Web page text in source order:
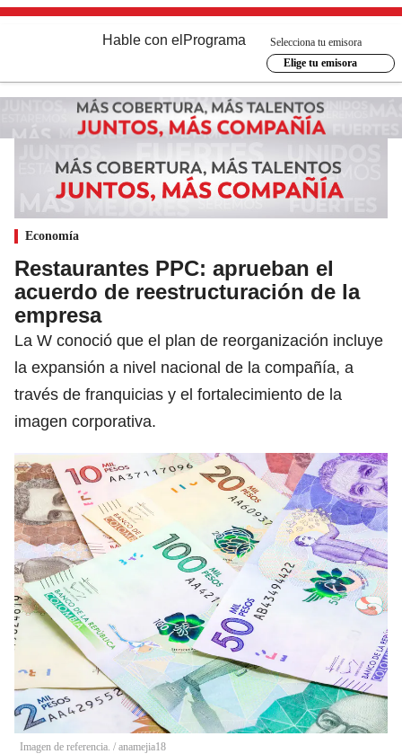
Hable con el Programa
Selecciona tu emisora
Elige tu emisora
Economía
Restaurantes PPC: aprueban el
acuerdo de reestructuración de la
empresa
La W conoció que el plan de reorganización incluye
la expansión a nivel nacional de la compañía, a
través de franquicias y el fortalecimiento de la
imagen corporativa.
Imagen de referencia. / anamejia18